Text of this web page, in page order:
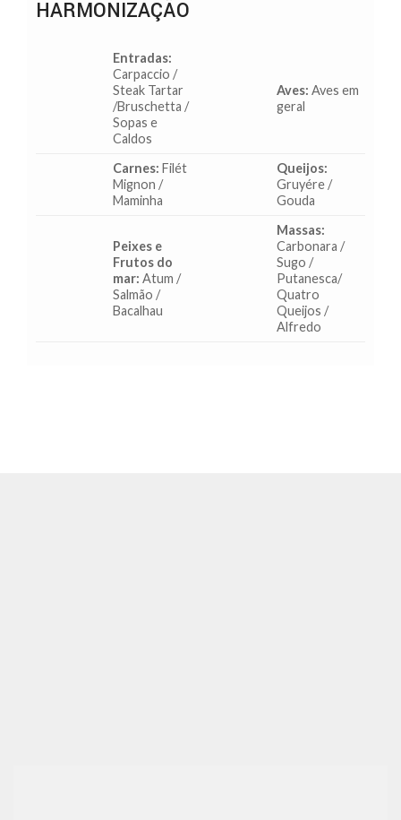
HARMONIZAÇÃO
Entradas:
Carpaccio /
Steak Tartar
/Bruschetta /
Sopas e
Caldos
Aves: Aves em
geral
Carnes: Filét
Mignon /
Maminha
Queijos:
Gruyére /
Gouda
Peixes e
Frutos do
mar: Atum /
Salmão /
Bacalhau
Massas:
Carbonara /
Sugo /
Putanesca/
Quatro
Queijos /
Alfredo